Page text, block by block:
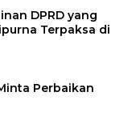
DPRD yang
Terpaksa di
Perbaikan